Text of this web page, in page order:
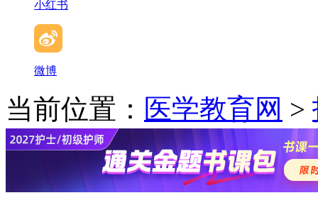
小红书
微博
当前位置： 医学教育网 >